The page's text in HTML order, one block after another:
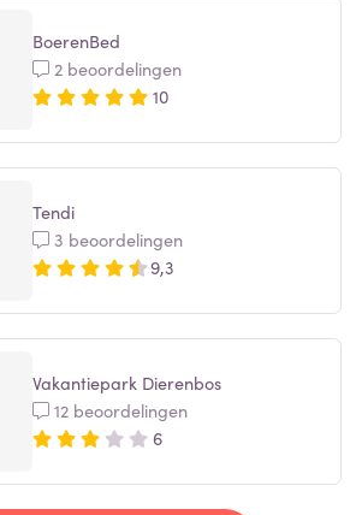
BoerenBed
2 beoordelingen
10
Tendi
3 beoordelingen
9,3
Vakantiepark Dierenbos
12 beoordelingen
6